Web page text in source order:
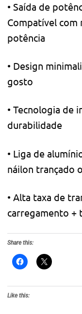
• Saída de
Compatível com
potência
• Design
gosto
• Tecnologia de
durabilidade
• Liga de
náilon trançado
• Alta taxa de
carregamento +
Share this:
Like this: